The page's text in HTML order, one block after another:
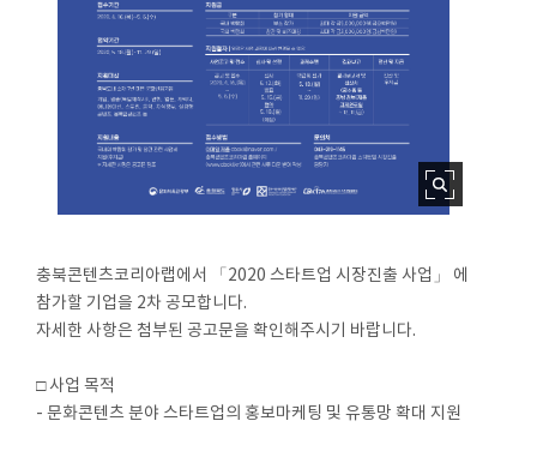
충북콘텐츠코리아랩에서 「2020 스타트업 시장진출 사업」 에
참가할 기업을 2차 공모합니다.
자세한 사항은 첨부된 공고문을 확인해주시기 바랍니다.
□ 사업 목적
- 문화콘텐츠 분야 스타트업의 홍보마케팅 및 유통망 확대 지원